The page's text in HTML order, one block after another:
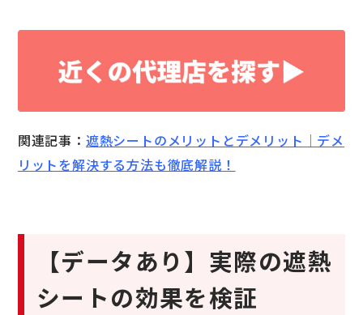
関連記事： 遮熱シートのメリットとデメリット｜デメ
リットを解決する方法も徹底解説！
【データあり】実際の遮熱
シートの効果を検証